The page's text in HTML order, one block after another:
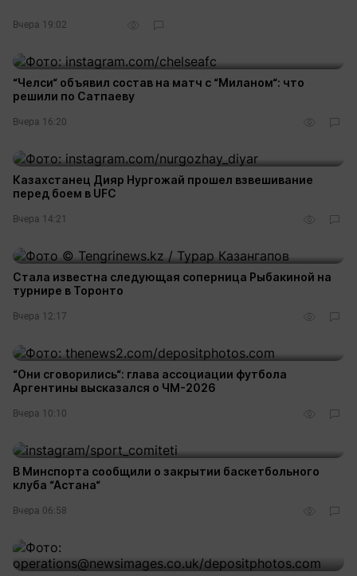
Вчера 19:02
“Челси“ объявил состав на матч с “Миланом“: что
решили по Сатпаеву
Вчера 16:20
Казахстанец Дияр Нургожай прошел взвешивание
перед боем в UFC
Вчера 14:21
Стала известна следующая соперница Рыбакиной на
турнире в Торонто
Вчера 12:17
“Они сговорились“: глава ассоциации футбола
Аргентины высказался о ЧМ-2026
Вчера 10:10
В Минспорта сообщили о закрытии баскетбольного
клуба “Астана“
Вчера 06:58